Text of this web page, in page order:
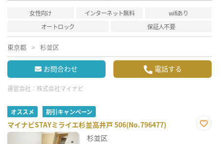
女性向け インターネット無料
wifiあり
オートロック
保証人不要
東京都 杉並区
お問合わせ 電話する
運営会社： 株式会社マイナビ
オススメ 割引キャンペーン
マイナビSTAYミライエ杉並高井戸 506(No.796477)
杉並区